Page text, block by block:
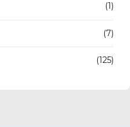
(1)
(7)
(125)